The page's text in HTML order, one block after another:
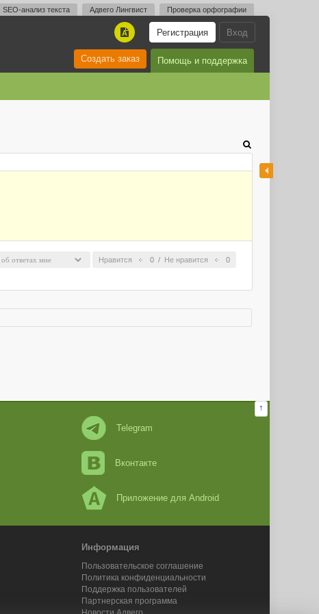
SEO-анализ текста Адвего Лингвист Проверка орфографии
Вход
Регистрация
A
Помощь и поддержка
Создать заказ
Нравится 0 / Не нравится 0
↑
Telegram
Вконтакте
Приложение для Android
Информация
Пользовательское соглашение
Политика конфиденциальности
Поддержка пользователей
Партнерская программа